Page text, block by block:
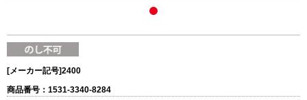
[メーカー記号]2400
商品番号：1531-3340-8284